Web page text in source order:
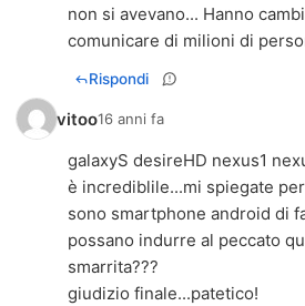
non si avevano... Hanno
comunicare di milioni di
Rispondi
vitoo16 anni fa
galaxyS desireHD nexus1
è incrediblile...mi spiegate
sono smartphone android di
possano indurre al peccato
smarrita???
giudizio finale...patetico!